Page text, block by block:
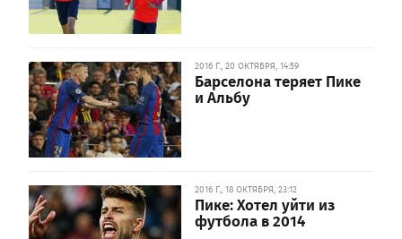
2016 Г., 20 ОКТЯБРЯ, 14:59
Барселона теряет Пике
и Альбу
2016 Г., 18 ОКТЯБРЯ, 23:12
Пике: Хотел уйти из
футбола в 2014